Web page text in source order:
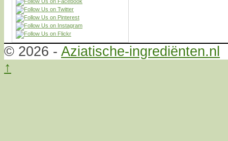
© 2026 - Aziatische-ingrediënten.nl
↑